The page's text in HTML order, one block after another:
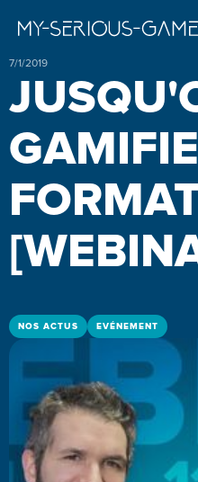
7/1/2019
NOS ACTUS EVÉNEMENT